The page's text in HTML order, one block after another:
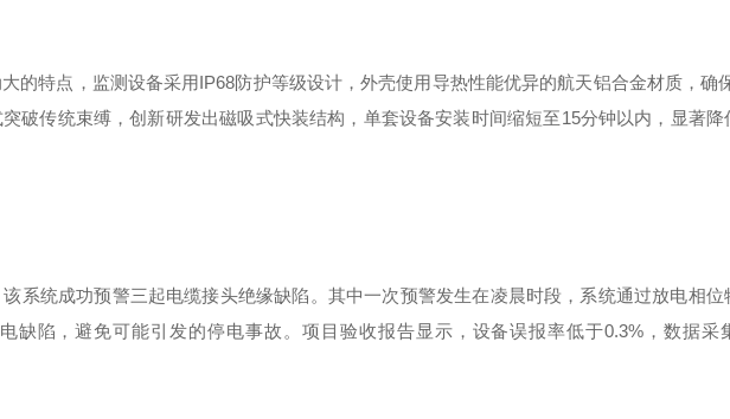
的特点，监测设备采用IP68防护等级设计，外壳使用导热性能优异的航天铝合金材质，确
破传统束缚，创新研发出磁吸式快装结构，单套设备安装时间缩短至15分钟以内，显著降
系统成功预警三起电缆接头绝缘缺陷。其中一次预警发生在凌晨时段，系统通过放电相位
缺陷，避免可能引发的停电事故。项目验收报告显示，设备误报率低于0.3% ，数据采